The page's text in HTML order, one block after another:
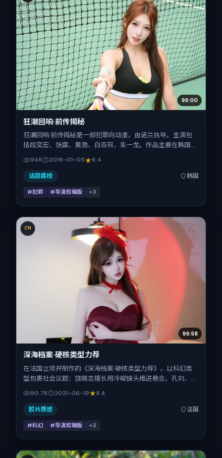
99:00
狂潮回响·前传揭秘
狂潮回响·前传揭秘是一部犯罪向动漫，由诺兰执导。主演包
括段奕宏、张震、黄渤、白百何、朱一龙。作品主要在韩国取
01-05，正片时长131分钟。
94K 2019-01-05 6.4
话题霸榜 韩国
#犯罪 #导演剪辑版 +3
CN
99:58
深海档案·硬核类型力荐
在法国立项并制作的《深海档案·硬核类型力荐》，以科幻类
型包裹社会议题：饶晓志擅长用冷峻镜头推进悬念，孔刘、咏
梅、郑秀文、赵丽颖的对手戏为看点之一。上映时间：2021-
06-19；片长146分钟；适合关注现实质感与类型片结构的观
众。
90.7K 2021-06-19 8.4
胶片质感 法国
#科幻 #导演剪辑版 +3